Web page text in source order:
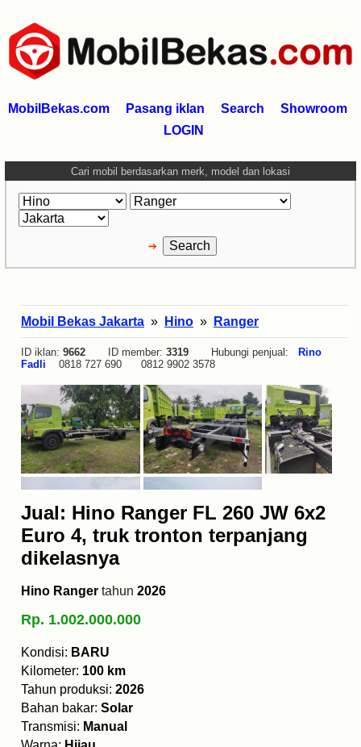
MobilBekas.com Pasang iklan Search
Showroom
LOGIN
Cari mobil berdasarkan merk, model dan lokasi
Mobil Bekas Jakarta » Hino » Ranger
ID iklan: 9662 ID member: 3319 Hubungi penjual:
Rino
Fadli
0818 727 690 0812 9902 3578
Jual: Hino Ranger FL 260 JW 6x2
Euro 4, truk tronton terpanjang
dikelasnya
Hino Ranger tahun 2026
Rp. 1.002.000.000
Kondisi: BARU
Kilometer: 100 km
Tahun produksi: 2026
Bahan bakar: Solar
Transmisi: Manual